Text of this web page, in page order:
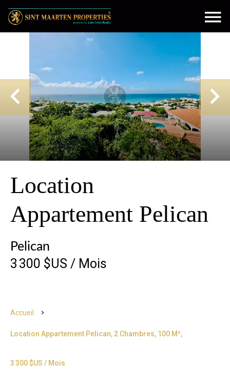
Location
Appartement Pelican
Pelican
3 300 $US / Mois
Accueil
Location Appartement Pelican, 2 Chambres, 100 M²,
3 300 $US / Mois